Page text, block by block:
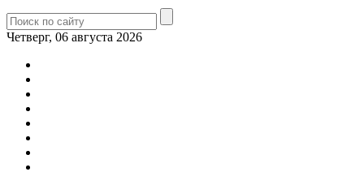
Четверг, 06 августа 2026